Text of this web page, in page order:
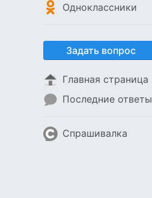
Одноклассники
Задать вопрос
Главная страница
Последние ответы
Спрашивалка